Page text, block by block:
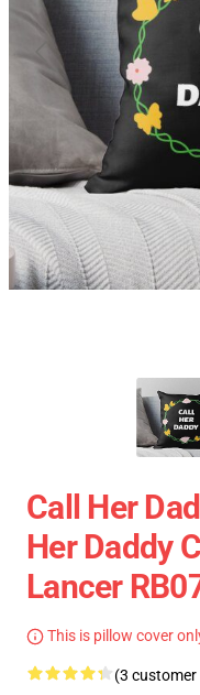
Call Her
Her Daddy
Lancer
This is pillow cover
(3 customer